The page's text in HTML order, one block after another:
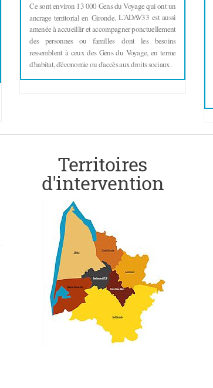
Ce sont environ 13 000 Gens du Voyage qui ont un
ancrage territorial en Gironde.L'ADAV33 est aussi
amenée à accueillir et accompagner ponctuellement
des personnes ou familles dont les besoins
ressemblent à ceux des Gens du Voyage, en terme
d'habitat, d'économie ou d'accès aux droits sociaux.
Territoires
d'intervention